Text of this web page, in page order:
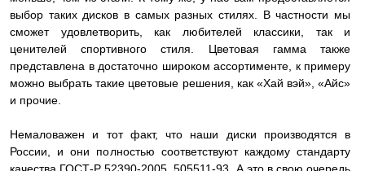
выбор таких дисков в самых разных стилях. В частности мы
сможет удовлетворить, как любителей классики, так и
ценителей спортивного стиля. Цветовая гамма также
представлена в достаточно широком ассортименте, к примеру
можно выбрать такие цветовые решения, как «Хай вэй», «Айс»
и прочие.
Немаловажен и тот факт, что наши диски производятся в
России, и они полностью соответствуют каждому стандарту